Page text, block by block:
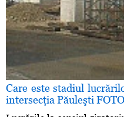
Care este stadiul
intersecţia Păuleşti FOTO